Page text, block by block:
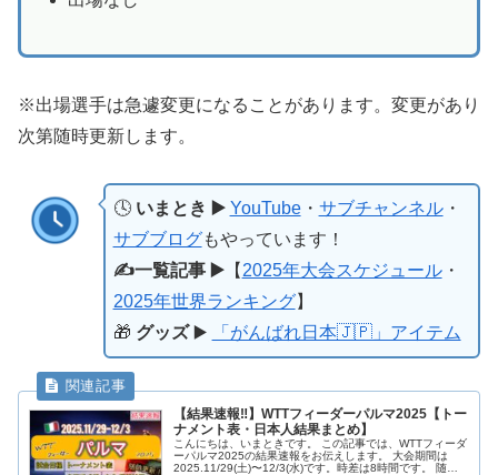
※出場選手は急遽変更になることがあります。変更があり
次第随時更新します。
🕓いまとき ▶️ YouTube・ サブチャンネル・
サブブログもやっています！
✍️一覧記事 ▶️【2025年大会スケジュール・
2025年世界ランキング】
🎁 グッズ▶️ 「がんばれ日本🇯🇵」アイテム
【結果速報‼︎】WTTフィーダーパルマ2025【トー
ナメント表・日本人結果まとめ】
こんにちは、いまときです。 この記事では、WTTフィーダ
ーパルマ2025の結果速報をお伝えします。 大会期間は
2025.11/29(土)〜12/3(水)です。時差は8時間です。 随時